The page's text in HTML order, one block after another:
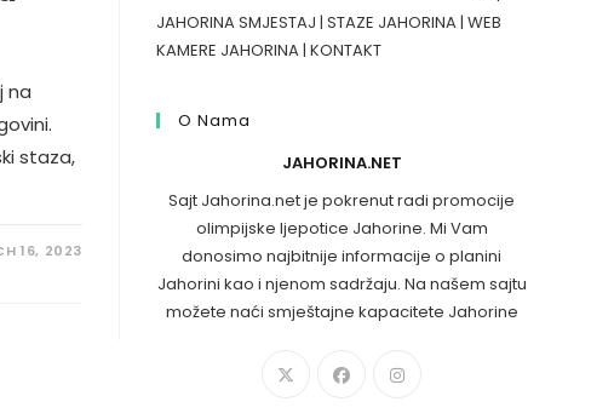
na
staza,
16, 2023
JAHORINA SMJESTAJ | STAZE JAHORINA| WEB
KAMERE JAHORINA| KONTAKT
O Nama
JAHORINA.NET
Sajt Jahorina.net je pokrenut radi promocije
olimpijske ljepotice Jahorine. Mi Vam
donosimo najbitnije informacije o planini
Jahorini kao i njenom sadržaju. Na našem sajtu
možete naći smještajne kapacitete Jahorine